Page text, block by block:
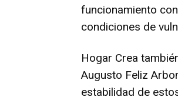
funcionamiento
condiciones de
Hogar Crea
Augusto Feliz
estabilidad de